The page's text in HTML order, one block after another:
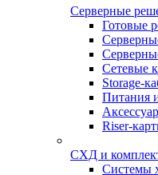
Серверные
Готовые
Сетевые
Storage-
Питания
Riser-
СХД и
Системы